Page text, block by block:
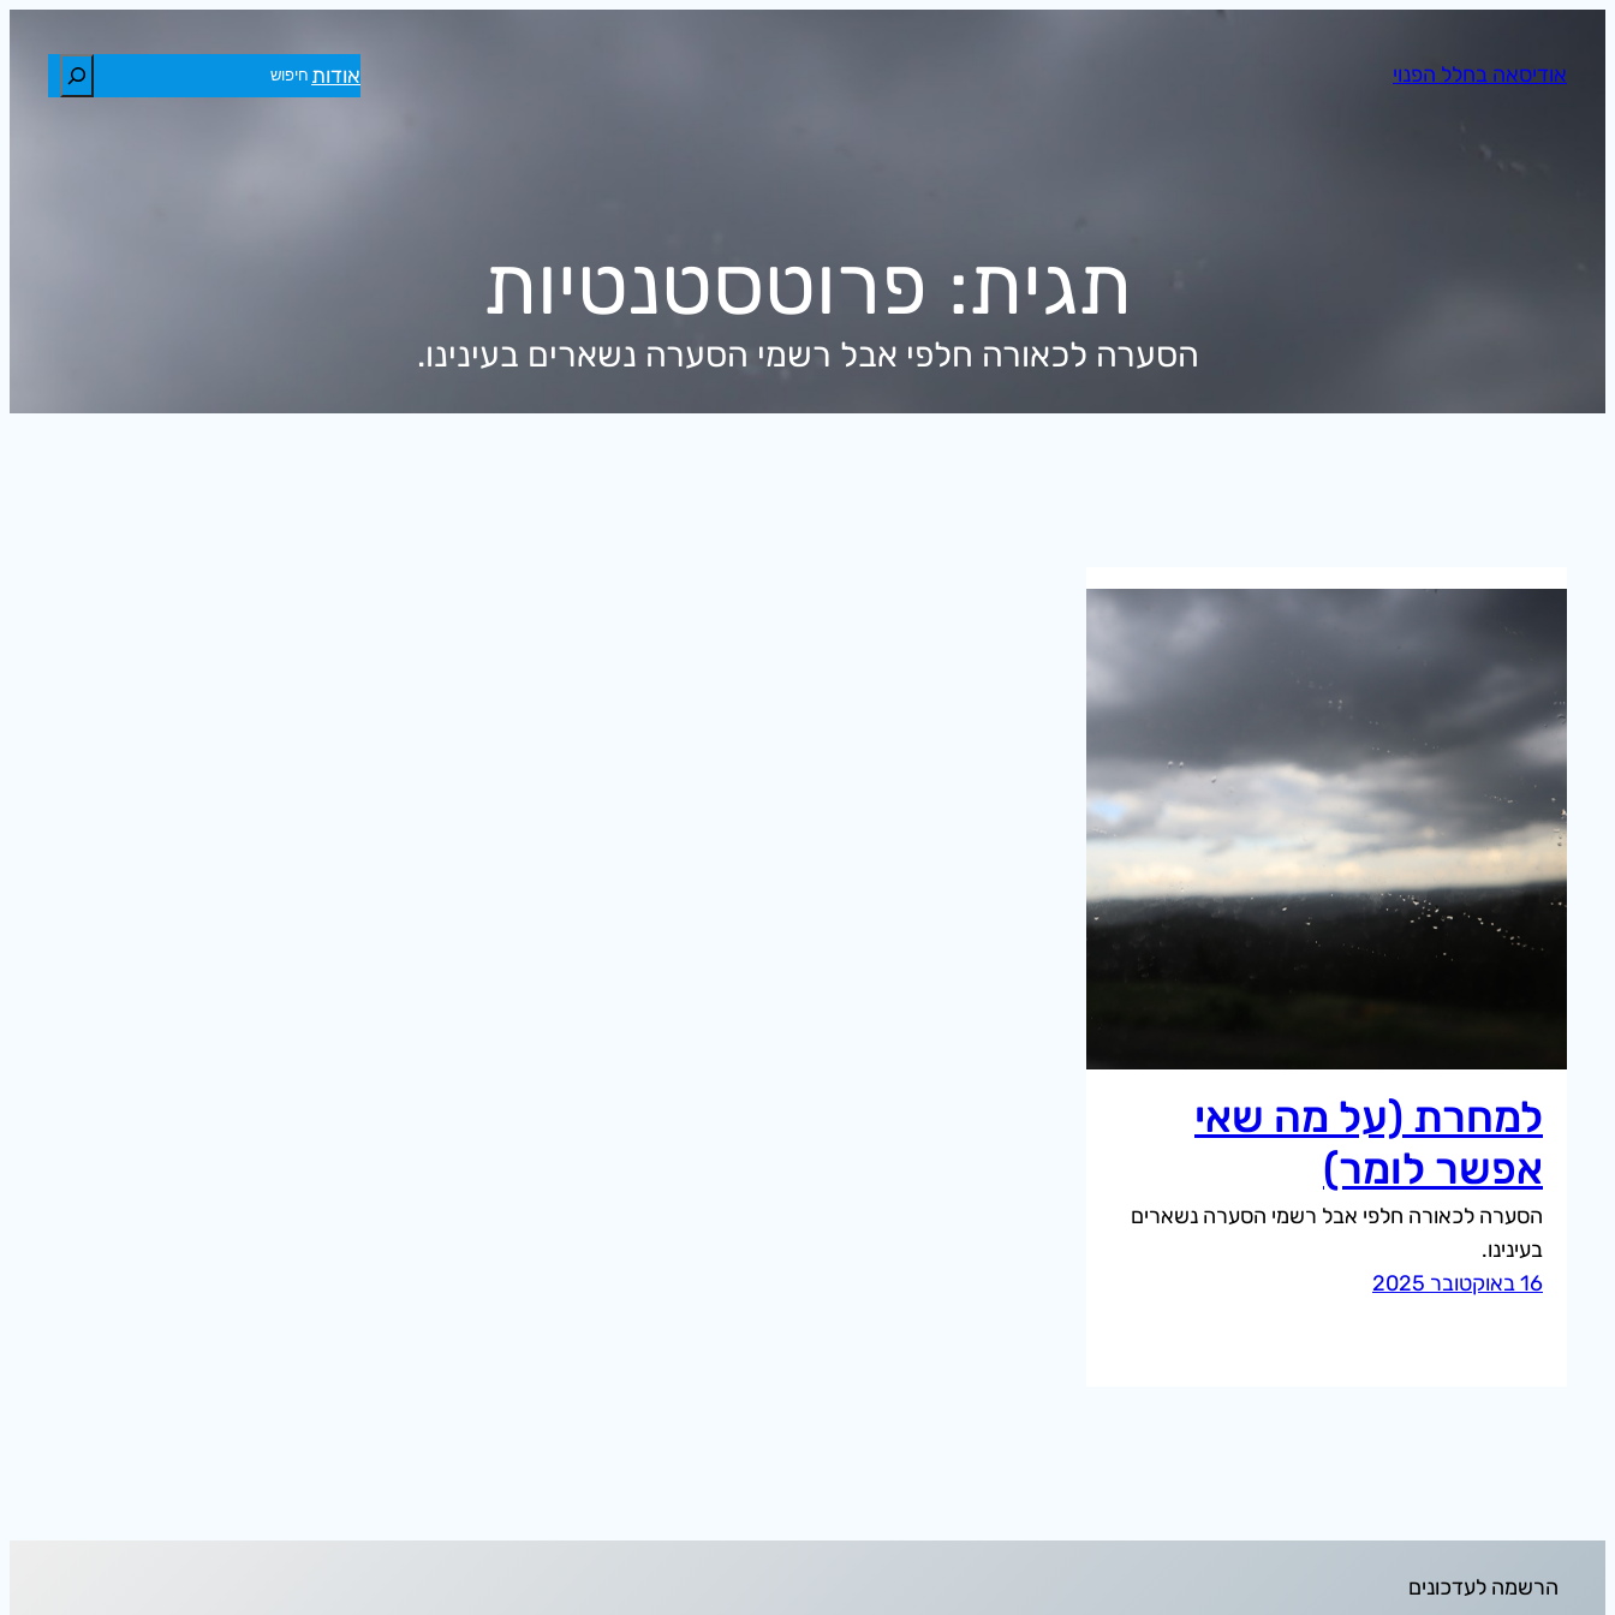
אודיסאה בחלל הפנוי אודותחיפוש
תגית: פרוטסטנטיות
הסערה לכאורה חלפי אבל רשמי הסערה נשארים בעינינו.
למחרת (על מה שאי
אפשר לומר)
הסערה לכאורה חלפי אבל רשמי הסערה נשארים
בעינינו.
16 באוקטובר 2025
הרשמה לעדכונים